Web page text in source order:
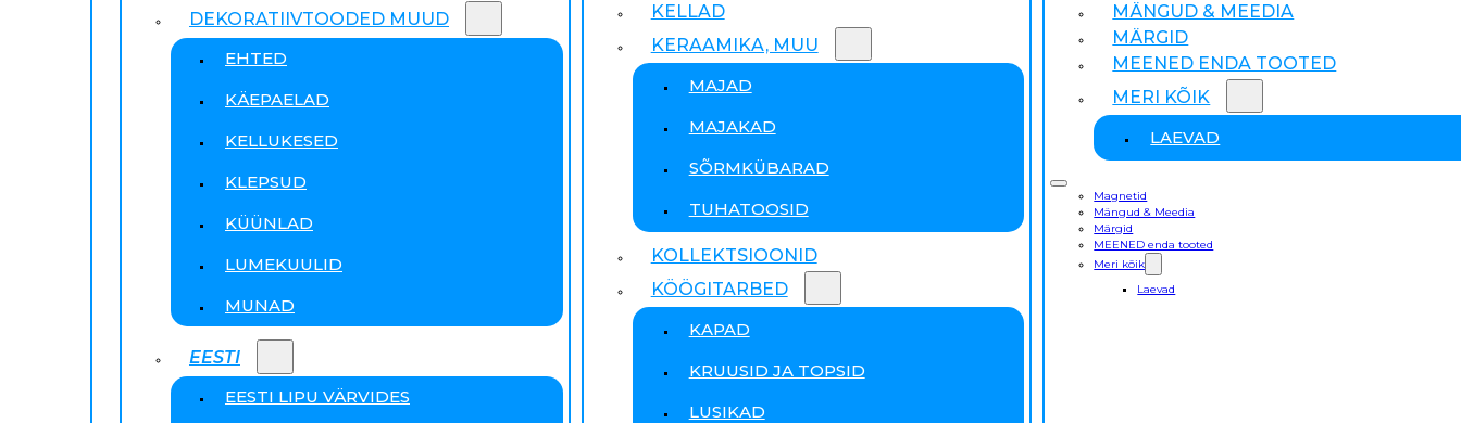
DEKORATIIVTOODED MUUD
EHTED
KÄEPAELAD
KELLUKESED
KLEPSUD
KÜÜNLAD
LUMEKUULID
MUNAD
EESTI
EESTI LIPU VÄRVIDES
KELLAD
KERAAMIKA, MUU
MAJAD
MAJAKAD
SÕRMKÜBARAD
TUHATOOSID
KOLLEKTSIOONID
KÖÖGITARBED
KAPAD
KRUUSID JA TOPSID
LUSIKAD
MÄNGUD & MEEDIA
MÄRGID
MEENED ENDA TOOTED
MERI KÕIK
LAEVAD
Magnetid
Mängud & Meedia
Märgid
MEENED enda tooted
Meri kõik
Laevad